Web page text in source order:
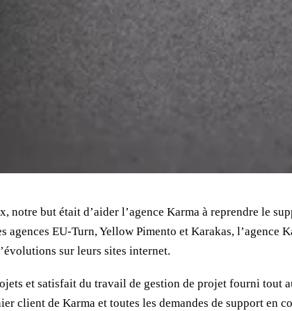
but était d’aider l’agence Karma à reprendre le
EU-Turn, Yellow Pimento et Karakas, l’agence
sur leurs sites internet.
et satisfait du travail de gestion de projet fourni tout
client de Karma et toutes les demandes de support en